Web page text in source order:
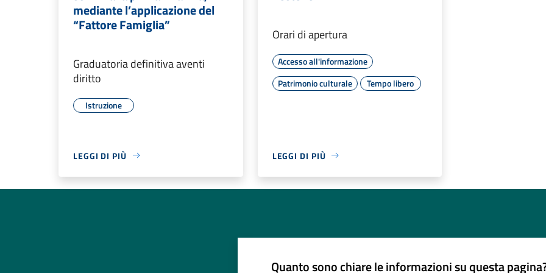
mediante l’applicazione del
“Fattore Famiglia”
Graduatoria definitiva aventi
diritto
Istruzione
LEGGI DI PIÙ
Orari di apertura
Accesso all'informazione
Patrimonio culturale
Tempo libero
LEGGI DI PIÙ
Quanto sono chiare le informazioni su questa